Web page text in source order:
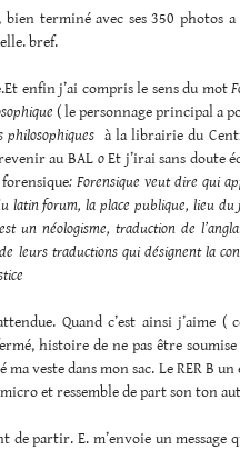
terminé avec ses 350 photos a
bref.
enfin j’ai compris le sens du mot
( le personnage principal a
philosophiques à la librairie du
au BAL oEt j’irai sans doute
:Forensique veut dire qui
latinforum, la place publique, lieu du
est un néologisme, traduction de
leurs traductions qui désignent la
Quand c’est ainsi j’aime (
histoire de ne pas être
veste dans mon sac. Le RER B un
et ressemble de part son ton
de partir. E. m’envoie un